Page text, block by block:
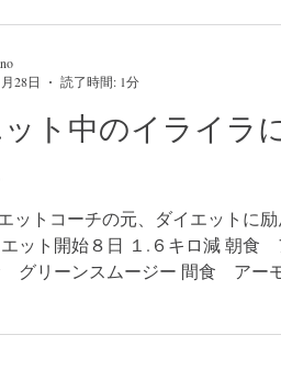
ト中のイライラ
ットコーチの元、ダイエットに励
エット開始８日 １.６キロ減 朝食
グリーンスムージー 間食 アー
28日
読了時間: 1分